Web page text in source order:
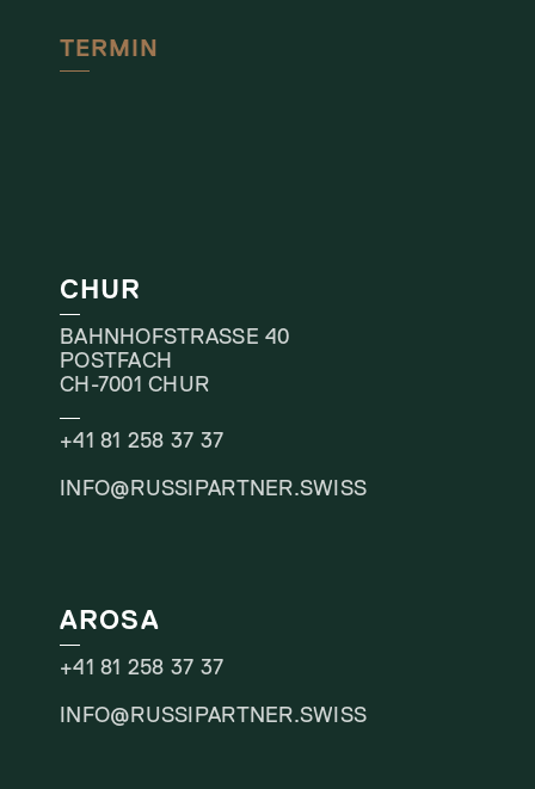
TERMIN
CHUR
BAHNHOFSTRASSE 40
POSTFACH
CH-7001 CHUR
+41 81 258 37 37
INFO@RUSSIPARTNER.SWISS
AROSA
+41 81 258 37 37
INFO@RUSSIPARTNER.SWISS